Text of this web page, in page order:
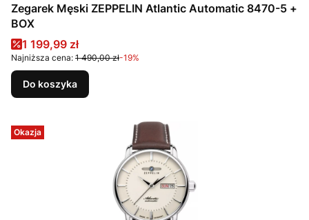
Zegarek Męski ZEPPELIN Atlantic Automatic 8470-5 +
BOX
Cena promocyjna
1 199,99 zł
Najniższa cena: 1 490,00 zł-19%
Do koszyka
Okazja